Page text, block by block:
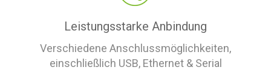
Leistungsstarke Anbindung
Verschiedene Anschlussmöglichkeiten,
einschließlich USB, Ethernet & Serial